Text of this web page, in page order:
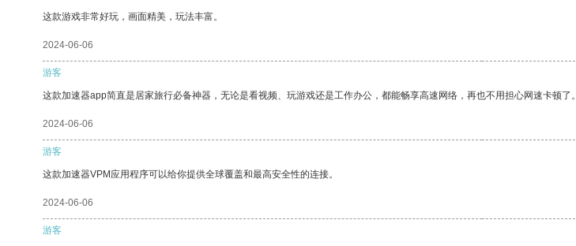
这款游戏非常好玩，画面精美，玩法丰富。
2024-06-06
游客
这款加速器app简直是居家旅行必备神器，无论是看视频、玩游戏还是工作办公，都能畅享高速网络，再也不用担心网速卡顿了。
2024-06-06
游客
这款加速器VPM应用程序可以给你提供全球覆盖和最高安全性的连接。
2024-06-06
游客